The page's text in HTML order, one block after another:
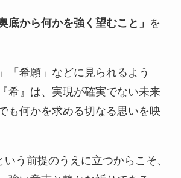
底から何かを強く望むこと」 を
「希願」などに見られるよう
希』は、実現が確実でない未来
も何かを求める切なる思いを映
いう前提のうえに立つからこそ、